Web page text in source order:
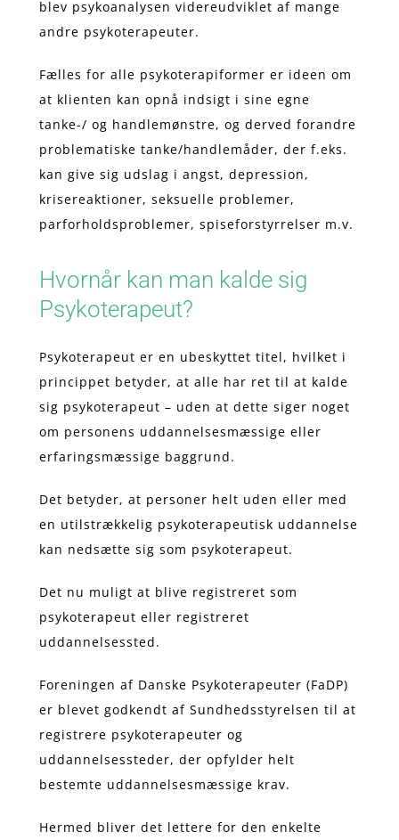
blev psykoanalysen videreudviklet af mange
andre psykoterapeuter.
Fælles for alle psykoterapiformer er ideen om
at klienten kan opnå indsigt i sine egne
tanke-/ og handlemønstre, og derved forandre
problematiske tanke/handlemåder, der f.eks.
kan give sig udslag i angst, depression,
krisereaktioner, seksuelle problemer,
parforholdsproblemer, spiseforstyrrelser m.v.
Hvornår kan man kalde sig
Psykoterapeut?
Psykoterapeut er en ubeskyttet titel, hvilket i
princippet betyder, at alle har ret til at kalde
sig psykoterapeut – uden at dette siger noget
om personens uddannelsesmæssige eller
erfaringsmæssige baggrund.
Det betyder, at personer helt uden eller med
en utilstrækkelig psykoterapeutisk uddannelse
kan nedsætte sig som psykoterapeut.
Det nu muligt at blive registreret som
psykoterapeut eller registreret
uddannelsessted.
Foreningen af Danske Psykoterapeuter (FaDP)
er blevet godkendt af Sundhedsstyrelsen til at
registrere psykoterapeuter og
uddannelsessteder, der opfylder helt
bestemte uddannelsesmæssige krav.
Hermed bliver det lettere for den enkelte